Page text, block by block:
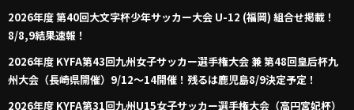
2026年度 第40回大文字杯少年サッカー大会 U-12 (福岡) 組合せ掲載！
8/8,9結果速報！
2026年度 KYFA第43回九州女子サッカー選手権大会 兼 第48回皇后杯九
州大会（長崎県開催）9/12～14開催！残るは鹿児島8/9決定予定！
2026年度 KYFA第31回九州U15女子サッカー選手権大会（高円宮妃杯）